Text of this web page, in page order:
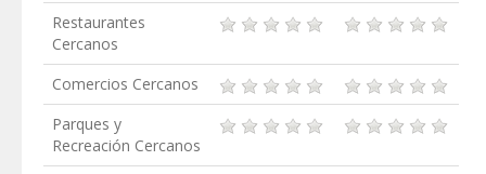
Restaurantes
Cercanos
Comercios Cercanos
Parques y
Recreación Cercanos